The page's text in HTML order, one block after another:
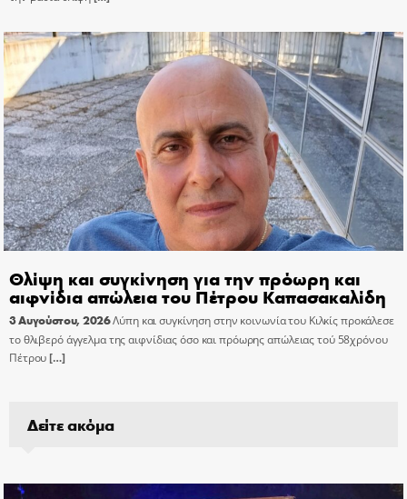
Θλίψη και συγκίνηση για την πρόωρη και
αιφνίδια απώλεια του Πέτρου Καπασακαλίδη
3 Αυγούστου, 2026Λύπη και συγκίνηση στην κοινωνία του Κιλκίς προκάλεσε
το θλιβερό άγγελμα της αιφνίδιας όσο και πρόωρης απώλειας τού 58χρόνου
Πέτρου[…]
Δείτε ακόμα